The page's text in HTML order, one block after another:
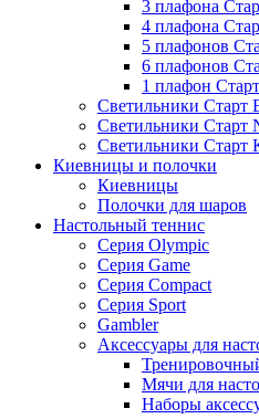
3 плафона
4 плафона
5 плафонов
6 плафонов
1 плафон Старт
Светильники Старт
Светильники Старт
Светильники Старт
Киевницы и полочки
Киевницы
Полочки для шаров
Настольный теннис
Серия Olympic
Серия Game
Серия Compact
Серия Sport
Gambler
Аксессуары для
Мячи для
Наборы